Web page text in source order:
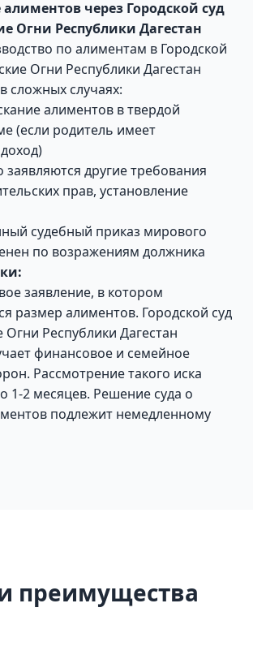
через Городской суд
Огни Республики Дагестан
по алиментам в Городской
Огни Республики Дагестан
сложных случаях:
алиментов в твердой
(если родитель имеет
другие требования
прав, установление
судебный приказ мирового
по возражениям должника
заявление, в котором
размер алиментов. Городской суд
Огни Республики Дагестан
финансовое и семейное
Рассмотрение такого иска
1-2 месяцев. Решение суда о
подлежит немедленному
преимущества